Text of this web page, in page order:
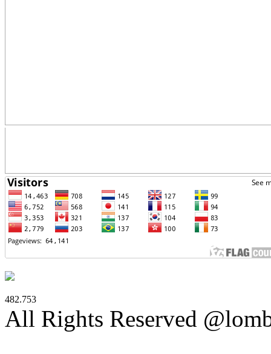
482.753
All Rights Reserved